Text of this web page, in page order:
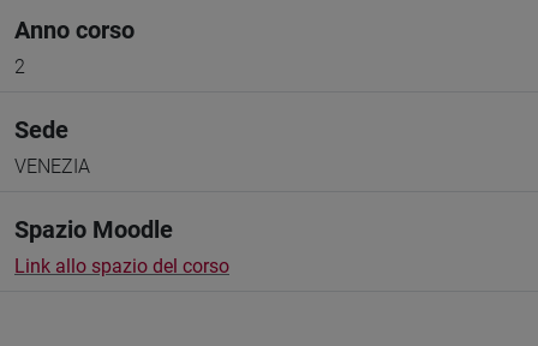
Anno corso
2
Sede
VENEZIA
Spazio Moodle
Link allo spazio del corso